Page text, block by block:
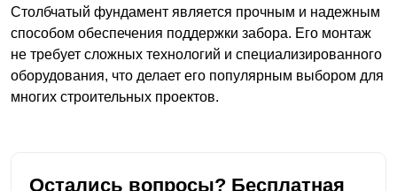
Столбчатый фундамент является прочным и надежным
способом обеспечения поддержки забора. Его монтаж
не требует сложных технологий и специализированного
оборудования, что делает его популярным выбором для
многих строительных проектов.
Остались вопросы? Бесплатная